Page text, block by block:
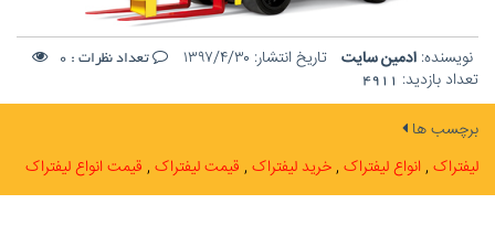
نویسنده: ادمین سایت تاریخ انتشار: ۱۳۹۷/۴/۳۰ تعداد نظرات : 0
تعداد بازدید: 4911
برچسب ها
لیفتراک انواع لیفتراک خرید لیفتراک قیمت لیفتراک قیمت انواع لیفتراک